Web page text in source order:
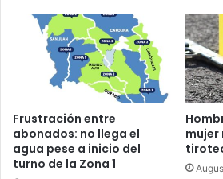
Frustración entre
abonados: no llega el
agua pese a inicio del
turno de la Zona 1
mujer